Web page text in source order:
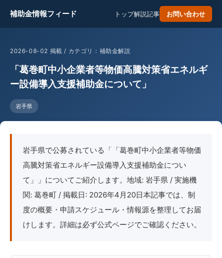
補助金情報フィード トップ解説記事 お問い合わせ
2026-08-02 掲載 / カテゴリ：補助金解説
「葛巻町中小企業者等物価高騰対策省エネルギ
ー設備導入支援補助金について」
岩手県
岩手県で公募されている「「葛巻町中小企業者等物価
高騰対策省エネルギー設備導入支援補助金につい
て」」についてご紹介します。地域: 岩手県 / 実施機
関: 葛巻町 / 掲載日: 2026年4月20日本記事では、制
度の概要・申請スケジュール・情報源を整理してお届
けします。詳細は必ず公式ページでご確認ください。